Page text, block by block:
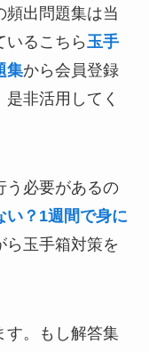
頻出問題集は当
いるこちら玉手
集から会員登録
非活用してく
う必要があるの
い？1週間で身に
ら玉手箱対策を
す。もし解答集